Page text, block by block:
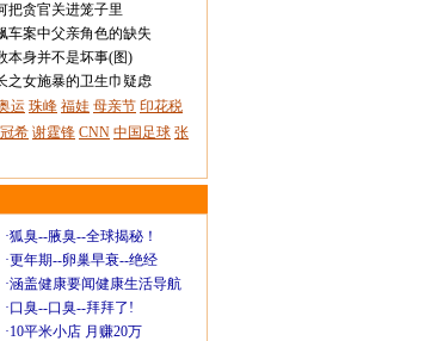
把贪官关进笼子里
车案中父亲角色的缺失
本身并不是坏事(图)
之女施暴的卫生巾疑虑
运 珠峰 福娃 母亲节 印花税
希 谢霆锋 CNN 中国足球 张
·狐臭--腋臭--全球揭秘！
·更年期--卵巢早衰--绝经
·涵盖健康要闻健康生活导航
·口臭--口臭--拜拜了!
·10平米小店 月赚20万